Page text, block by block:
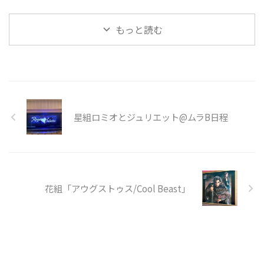
もっと読む
星組ロミオとジュリエット@ムラB日程
花組「アウグストゥス/Cool Beast」